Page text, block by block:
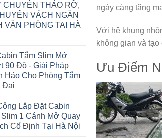
CHUYÊN THÁO RỠ,
VÁCH NGĂN
VĂN PHÒNG TAI HÀ
Tắm Slim Mở
90 Độ - Giải Pháp
Hảo Cho Phòng Tắm
Đại
Lắp Đặt Cabin
Slim 1 Cánh Mở Quay
Cố Định Tại Hà Nội
ngày càng tăng
Với hệ khung
không gian và
Ưu Điểm